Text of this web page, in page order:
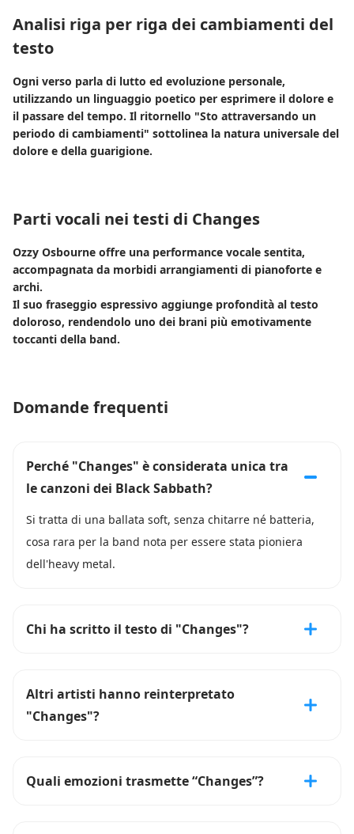
Analisi riga per riga dei cambiamenti del
testo
Ogni verso parla di lutto ed evoluzione personale,
utilizzando un linguaggio poetico per esprimere il dolore e
il passare del tempo. Il ritornello "Sto attraversando un
periodo di cambiamenti" sottolinea la natura universale del
dolore e della guarigione.
Parti vocali nei testi di Changes
Ozzy Osbourne offre una performance vocale sentita,
accompagnata da morbidi arrangiamenti di pianoforte e
archi.
Il suo fraseggio espressivo aggiunge profondità al testo
doloroso, rendendolo uno dei brani più emotivamente
toccanti della band.
Domande frequenti
Perché "Changes" è considerata unica tra
le canzoni dei Black Sabbath?
Si tratta di una ballata soft, senza chitarre né batteria,
cosa rara per la band nota per essere stata pioniera
dell'heavy metal.
Chi ha scritto il testo di "Changes"?
Altri artisti hanno reinterpretato
"Changes"?
Quali emozioni trasmette “Changes”?